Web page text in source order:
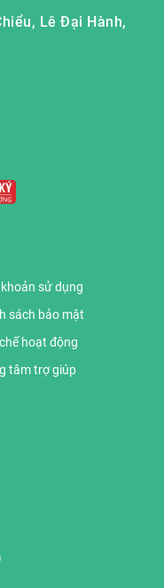
Lê Đại Hành,
sử dụng
sách bảo mật
hoạt động
tâm trợ giúp